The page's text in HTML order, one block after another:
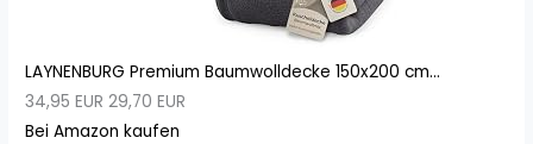
LAYNENBURG Premium Baumwolldecke 150x200 cm...
34,95 EUR 29,70 EUR
Bei Amazon kaufen